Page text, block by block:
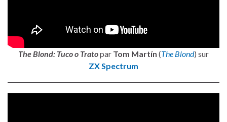
The Blond: Tuco o Tratopar Tom Martín (The Blond) sur
ZX Spectrum